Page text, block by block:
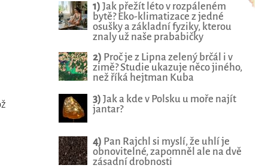
1) Jak přežít léto v rozpáleném
bytě? Eko-klimatizace z jedné
osušky a základní fyziky, kterou
znaly už naše prababičky
2) Proč je z Lipna zelený brčál i v
zimě? Studie ukazuje něco jiného,
než říká hejtman Kuba
3) Jak a kde v Polsku u moře najít
jantar?
4) Pan Rajchl si myslí, že uhlí je
obnovitelné, zapomněl ale na dvě
zásadní drobnosti